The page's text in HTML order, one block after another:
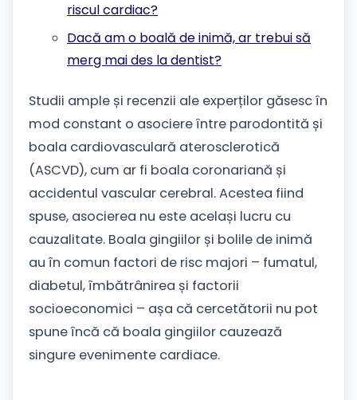
riscul cardiac?
Dacă am o boală de inimă, ar trebui să
merg mai des la dentist?
Studii ample și recenzii ale experților găsesc în
mod constant o asociere între parodontită și
boala cardiovasculară aterosclerotică
(ASCVD), cum ar fi boala coronariană și
accidentul vascular cerebral. Acestea fiind
spuse, asocierea nu este același lucru cu
cauzalitate. Boala gingiilor și bolile de inimă
au în comun factori de risc majori – fumatul,
diabetul, îmbătrânirea și factorii
socioeconomici – așa că cercetătorii nu pot
spune încă că boala gingiilor cauzează
singure evenimente cardiace.